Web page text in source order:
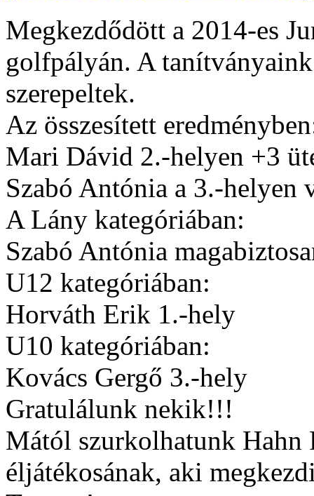
Megkezdődött a 2014-es
golfpályán. A
szerepeltek.
Az összesített
Mari Dávid 2.-helyen +3
Szabó Antónia a 3.-helyen
A Lány kategóriában:
Szabó Antónia
U12 kategóriában:
Horváth Erik 1.-hely
U10 kategóriában:
Kovács Gergő 3.-hely
Gratulálunk nekik!!!
Mától szurkolhatunk Hahn
éljátékosának, aki